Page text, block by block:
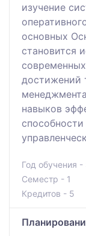
изучение
основных
становится
достижений
навыков
Год обучения -
Семестр - 1
Кредитов - 5